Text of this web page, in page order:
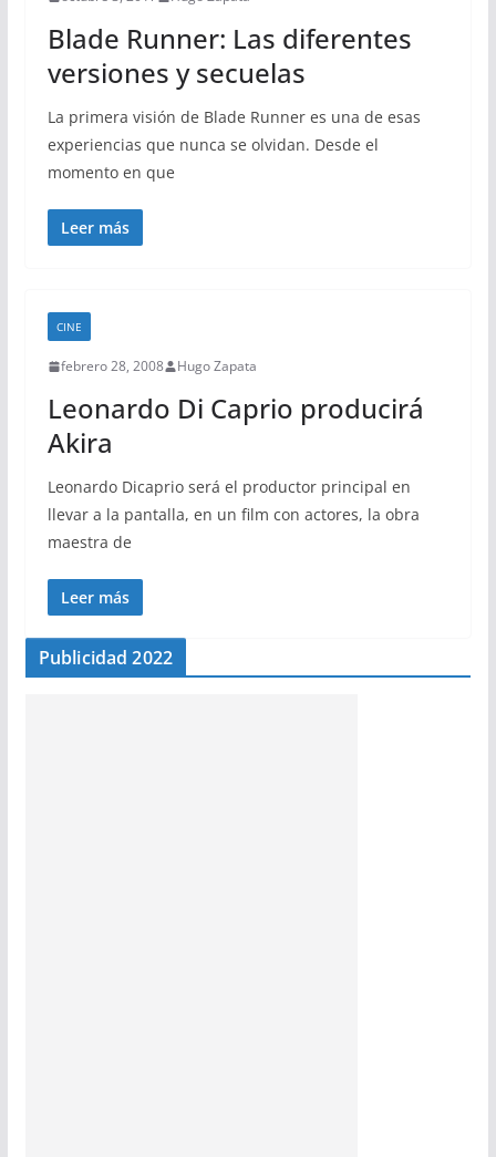
Blade Runner: Las diferentes
versiones y secuelas
La primera visión de Blade Runner es una de esas
experiencias que nunca se olvidan. Desde el
momento en que
Leer más
CINE
febrero 28, 2008 Hugo Zapata
Leonardo Di Caprio producirá
Akira
Leonardo Dicaprio será el productor principal en
llevar a la pantalla, en un film con actores, la obra
maestra de
Leer más
Publicidad 2022